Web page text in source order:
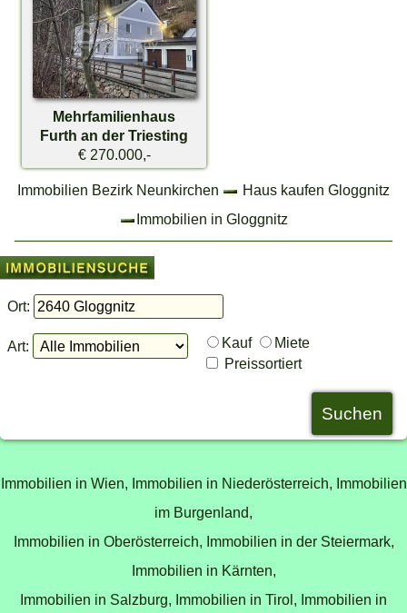
Mehrfamilienhaus
Furth an der Triesting
€ 270.000,-
Immobilien Bezirk Neunkirchen
Haus kaufen Gloggnitz
Immobilien in Gloggnitz
Ort:
Art: Kauf
Miete
Preissortiert
Immobilien in Wien, Immobilien in Niederösterreich, Immobilien
im Burgenland,
Immobilien in Oberösterreich, Immobilien in der Steiermark,
Immobilien in Kärnten,
Immobilien in Salzburg, Immobilien in Tirol, Immobilien in